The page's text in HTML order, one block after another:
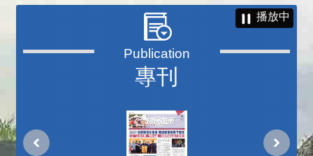
專刊
播放中